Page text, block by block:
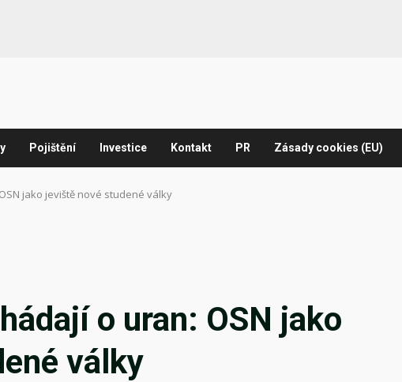
Pojištění Investice Kontakt PR Zásady cookies (EU)
jako jeviště nové studené války
o uran: OSN jako
války